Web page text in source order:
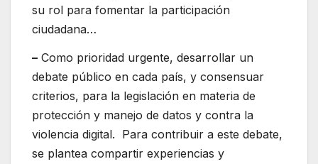
su rol para fomentar la participación
ciudadana…
– Como prioridad urgente, desarrollar un
debate público en cada país, y consensuar
criterios, para la legislación en materia de
protección y manejo de datos y contra la
violencia digital. Para contribuir a este debate,
se plantea compartir experiencias y